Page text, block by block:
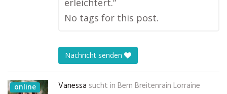
erleichtert.“
No tags for this post.
Nachricht senden
online Vanessa sucht in Bern Breitenrain Lorraine